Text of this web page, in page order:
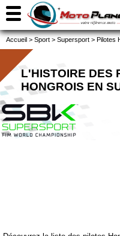
Accueil > Sport > Supersport > Pilotes
L'HISTOIRE DES
HONGROIS EN